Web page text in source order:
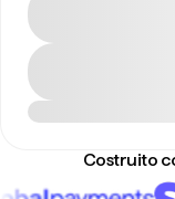
Costruito